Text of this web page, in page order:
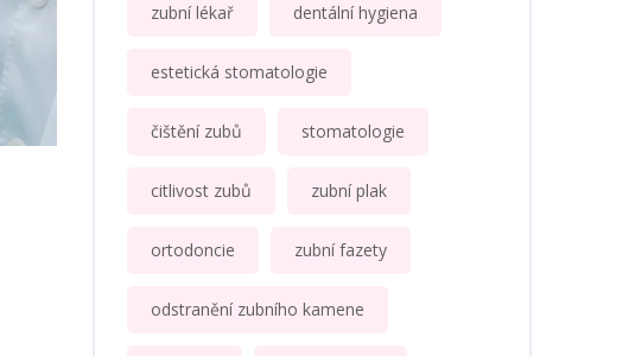
zubní lékař dentální hygiena
estetická stomatologie
čištění zubů stomatologie
citlivost zubů zubní plak
ortodoncie zubní fazety
odstranění zubního kamene